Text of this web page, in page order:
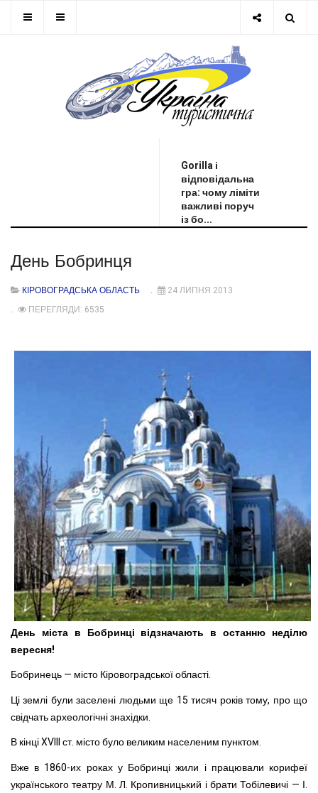
Gorilla і
відповідальна
гра: чому ліміти
важливі поруч
із бо...
День Бобринця
КІРОВОГРАДСЬКА ОБЛАСТЬ
24 ЛИПНЯ 2013
ПЕРЕГЛЯДИ: 6535
День міста в Бобринці відзначають в останню неділю
вересня!
Бобринець — місто Кіровоградської області.
Ці землі були заселені людьми ще 15 тисяч років тому, про що
свідчать археологічні знахідки.
В кінці XVIII ст. місто було великим населеним пунктом.
Вже в 1860-их роках у Бобринці жили і працювали корифеї
українського театру М. Л. Кропивницький і брати Тобілевичі — І.